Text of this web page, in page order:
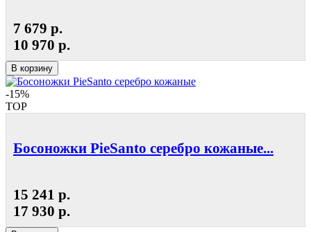
7 679 р.
10 970 р.
В корзину
-15%
TOP
Босоножки PieSanto серебро кожаные...
15 241 р.
17 930 р.